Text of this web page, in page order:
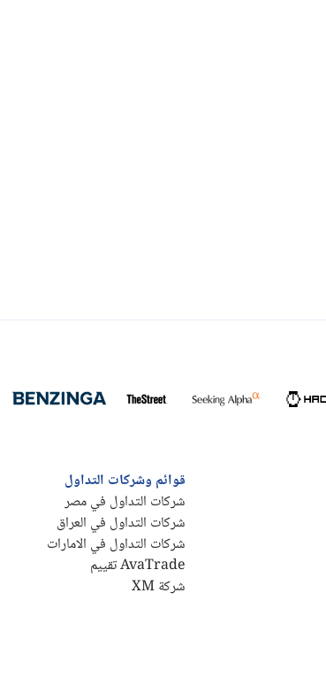
قوائم وشركات التداول
شركات التداول في مصر
شركات التداول في العراق
شركات التداول في الامارات
AvaTrade تقييم
شركة XM